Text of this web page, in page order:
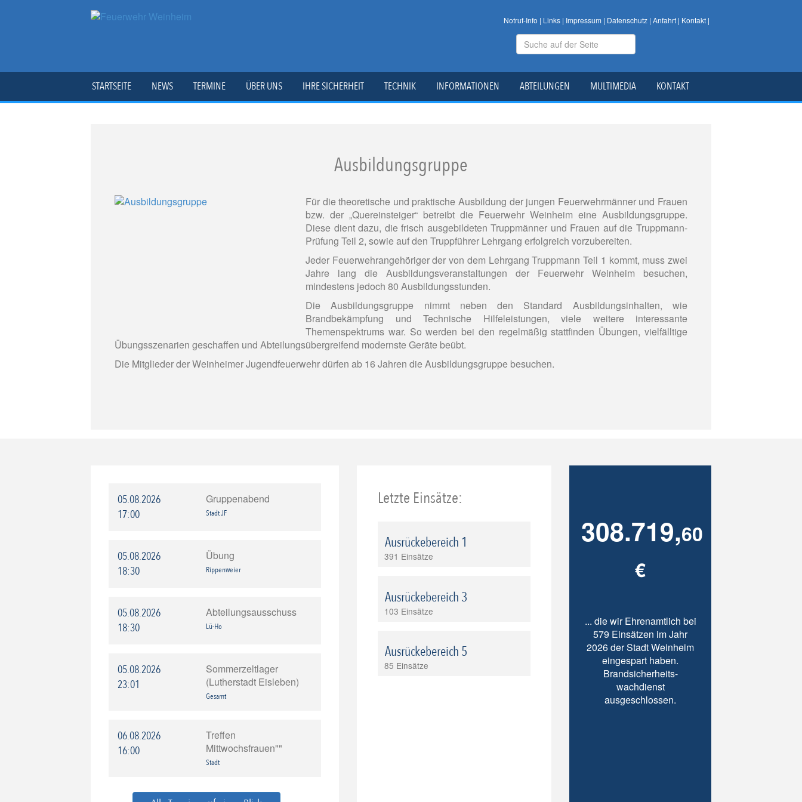
Notruf-Info | Links| Impressum | Datenschutz| Anfahrt| Kontakt|
STARTSEITE NEWS TERMINE ÜBER UNS IHRE SICHERHEIT TECHNIK INFORMATIONEN ABTEILUNGEN MULTIMEDIA KONTAKT
Ausbildungsgruppe
Für die theoretische und praktische Ausbildung der jungen Feuerwehrmänner und Frauen
bzw. der „Quereinsteiger“ betreibt die Feuerwehr Weinheim eine Ausbildungsgruppe.
Diese dient dazu, die frisch ausgebildeten Truppmänner und Frauen auf die Truppmann-
Prüfung Teil 2, sowie auf den Truppführer Lehrgang erfolgreich vorzubereiten.
Jeder Feuerwehrangehöriger der von dem Lehrgang Truppmann Teil 1 kommt, muss zwei
Jahre lang die Ausbildungsveranstaltungen der Feuerwehr Weinheim besuchen,
mindestens jedoch 80 Ausbildungsstunden.
Die Ausbildungsgruppe nimmt neben den Standard Ausbildungsinhalten, wie
Brandbekämpfung und Technische Hilfeleistungen, viele weitere interessante
Themenspektrums war. So werden bei den regelmäßig stattfinden Übungen, vielfälltige
Übungsszenarien geschaffen und Abteilungsübergreifend modernste Geräte beübt.
Die Mitglieder der Weinheimer Jugendfeuerwehr dürfen ab 16 Jahren die Ausbildungsgruppe besuchen.
05.08.2026
17:00
Gruppenabend
Stadt JF
05.08.2026
18:30
Übung
Rippenweier
05.08.2026
18:30
Abteilungsausschuss
Lü-Ho
05.08.2026
23:01
Sommerzeltlager
(Lutherstadt Eisleben)
Gesamt
06.08.2026
16:00
Treffen
Mittwochsfrauen""
Stadt
Letzte Einsätze:
Ausrückebereich 1
391 Einsätze
Ausrückebereich 3
103 Einsätze
Ausrückebereich 5
85 Einsätze
308.719,60
€
... die wir Ehrenamtlich bei
579 Einsätzen im Jahr
2026 der Stadt Weinheim
eingespart haben.
Brandsicherheits-
wachdienst
ausgeschlossen.